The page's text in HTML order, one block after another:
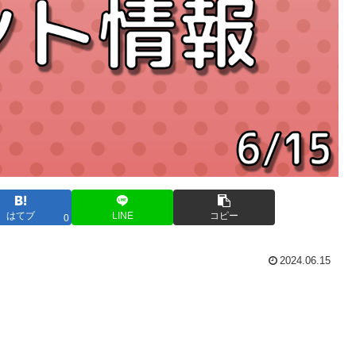
はてブ 0 LINE コピー
2024.06.15